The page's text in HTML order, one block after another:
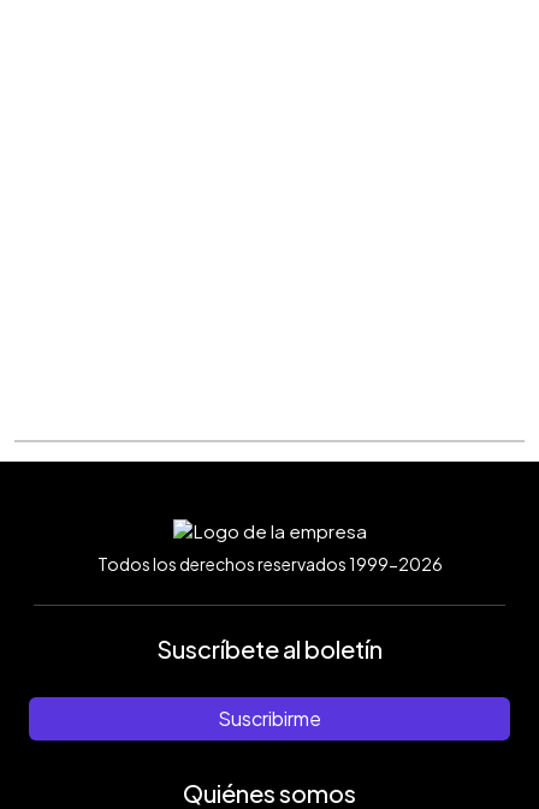
Todos los derechos reservados 1999-2026
Suscríbete al boletín
Suscribirme
Quiénes somos